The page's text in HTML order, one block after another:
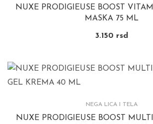
NUXE PRODIGIEUSE BOOST
MASKA 75 ML
3.150 rsd
NEGA LICA I TELA
NUXE PRODIGIEUSE BOOST